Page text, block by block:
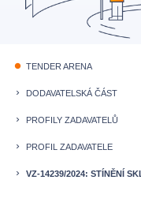
fiber_manual_record TENDER ARENA
keyboard_arrow_right DODAVATELSKÁ ČÁST
keyboard_arrow_right PROFILY ZADAVATELŮ
keyboard_arrow_right PROFIL ZADAVATELE
keyboard_arrow_right VZ-14239/2024: STÍNĚNÍ